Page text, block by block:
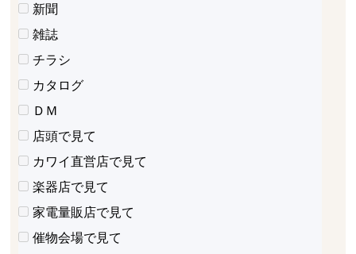
新聞
雑誌
チラシ
カタログ
ＤＭ
店頭で見て
カワイ直営店で見て
楽器店で見て
家電量販店で見て
催物会場で見て